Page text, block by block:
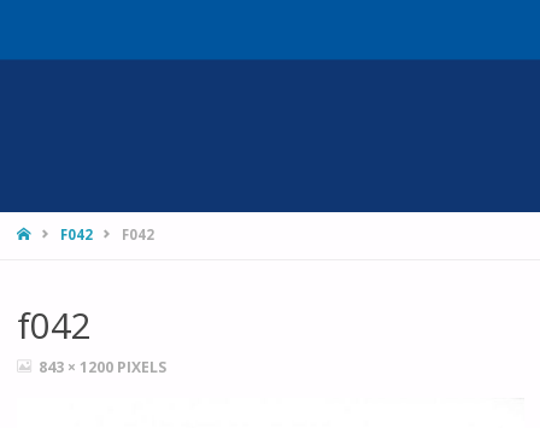
HOMEF042 F042
f042
FULL843 × 1200 PIXELS